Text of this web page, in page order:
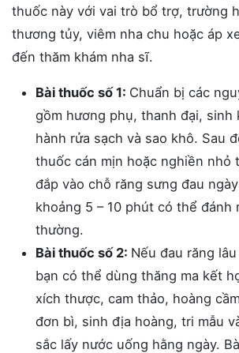
thuốc này với vai trò bổ trợ, trường
thương tủy, viêm nha chu hoặc áp
đến thăm khám nha sĩ.
Bài thuốc số 1: Chuẩn bị các
gồm hương phụ, thanh đại, sinh
hành rửa sạch và sao khô. Sau
thuốc cán mịn hoặc nghiền nhỏ
đắp vào chỗ răng sưng đau
khoảng 5 – 10 phút có thể đánh
thường.
Bài thuốc số 2: Nếu đau răng
bạn có thể dùng thăng ma kết
xích thược, cam thảo, hoàng
đơn bì, sinh địa hoàng, tri mẫu
sắc lấy nước uống hằng ngày.